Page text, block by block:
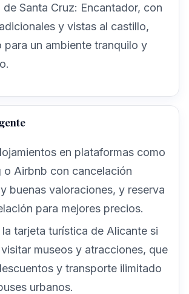
de Santa Cruz: Encantador, con
y vistas al castillo,
para un ambiente tranquilo y
en plataformas como
o Airbnb con cancelación
buenas valoraciones, y reserva
para mejores precios.
tarjeta turística de Alicante si
museos y atracciones, que
y transporte ilimitado
urbanos.